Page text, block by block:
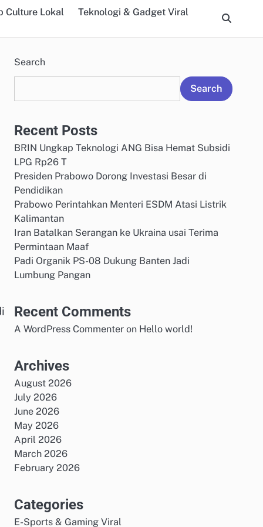
Culture Lokal Teknologi & Gadget Viral
Search
Search
Recent Posts
BRIN Ungkap Teknologi ANG Bisa Hemat Subsidi
LPG Rp26 T
Presiden Prabowo Dorong Investasi Besar di
Pendidikan
Prabowo Perintahkan Menteri ESDM Atasi Listrik
Kalimantan
Iran Batalkan Serangan ke Ukraina usai Terima
Permintaan Maaf
Padi Organik PS-08 Dukung Banten Jadi
Lumbung Pangan
Recent Comments
A WordPress Commenter on Hello world!
Archives
August 2026
July 2026
June 2026
May 2026
April 2026
March 2026
February 2026
Categories
E-Sports & Gaming Viral